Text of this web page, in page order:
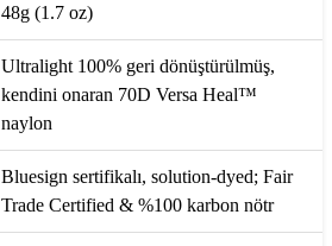
48g (1.7 oz)
Ultralight 100% geri dönüştürülmüş,
kendini onaran 70D Versa Heal™
naylon
Bluesign sertifikalı, solution-dyed; Fair
Trade Certified & %100 karbon nötr